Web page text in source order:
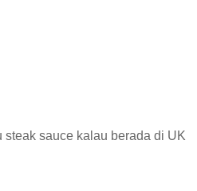
steak sauce kalau berada di UK